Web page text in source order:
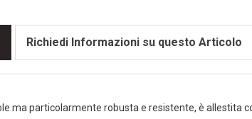
Richiedi Informazioni su questo Articolo
ma particolarmente robusta e resistente, è allestita